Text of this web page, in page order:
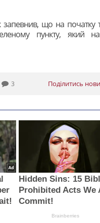
що на початку
пункту, який
3 Поділитись
Hidden Sins: 15
Prohibited Acts We
Commit!
Brainberries